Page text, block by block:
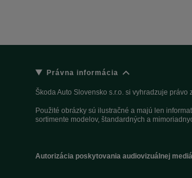
Právna informácia
Škoda Auto Slovensko s.r.o. si vyhradzuje
Použité obrázky sú ilustračné a majú len
sortimente modelov, štandardných a
Autorizácia poskytovania audiovizuálnej